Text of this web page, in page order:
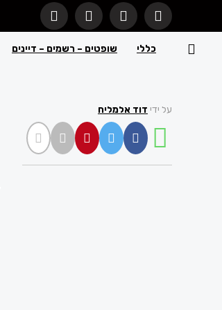
כללי שופטים – רשמים – דיינים
על ידי דוד אלמליח